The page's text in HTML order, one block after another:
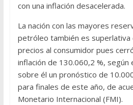
con una inflación desacelerada.
La nación con las mayores
petróleo también es superlativa
precios al consumidor pues
inflación de 130.060,2 %, según
sobre él un pronóstico de
para finales de este año, de
Monetario Internacional (FMI).